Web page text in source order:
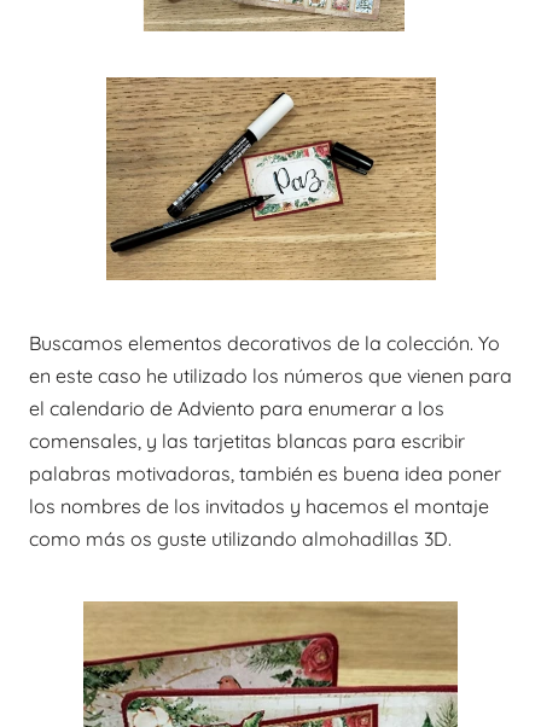
Buscamos elementos decorativos de la colección. Yo
en este caso he utilizado los números que vienen para
el calendario de Adviento para enumerar a los
comensales, y las tarjetitas blancas para escribir
palabras motivadoras, también es buena idea poner
los nombres de los invitados y hacemos el montaje
como más os guste utilizando almohadillas 3D.